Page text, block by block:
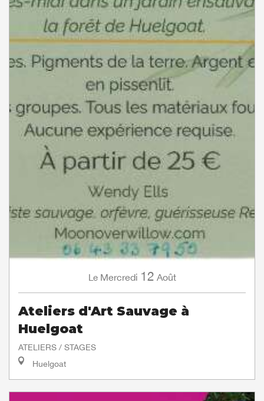
Le Mercredi 12 Août
Ateliers d'Art Sauvage à
Huelgoat
ATELIERS / STAGES
Huelgoat